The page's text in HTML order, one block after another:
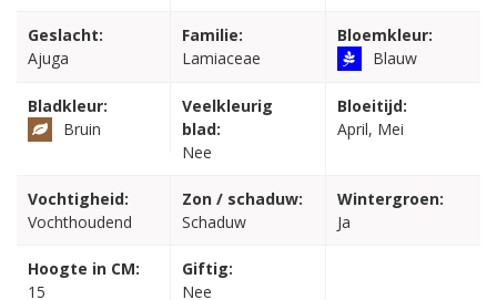
Geslacht:
Ajuga
Familie:
Lamiaceae
Bloemkleur:
Blauw
Bladkleur:
Bruin
Veelkleurig
blad:
Nee
Bloeitijd:
April, Mei
Vochtigheid:
Vochthoudend
Zon / schaduw:
Schaduw
Wintergroen:
Ja
Hoogte in CM:
15
Giftig:
Nee